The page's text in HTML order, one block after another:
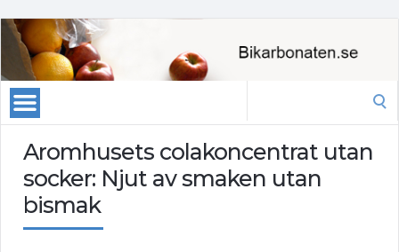
Aromhusets colakoncentrat utan
socker: Njut av smaken utan
bismak